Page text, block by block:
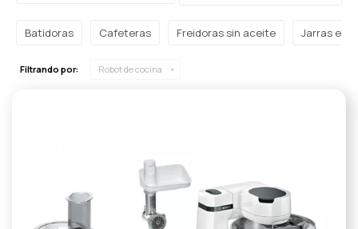
Batidoras Cafeteras Freidoras sin aceite Jarras
Filtrando por: Robot de cocina